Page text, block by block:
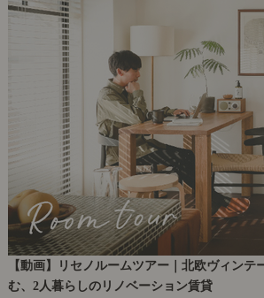
【動画】リセノルームツアー｜北欧ヴィンテ
む、2人暮らしのリノベーション賃貸